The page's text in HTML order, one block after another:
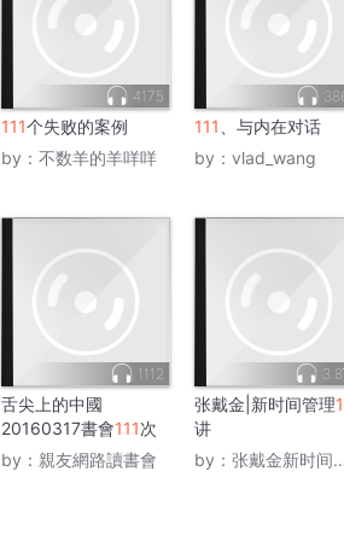
4175
111个失败的案例
by： 不数羊的羊咩咩
111
、与内在对话
by： vlad_wang
1112
舌尖上的中國
20160317書會111次
by： 親友網路讀書會
张戴金|新时间管理
讲
by： 张戴金新时间管理